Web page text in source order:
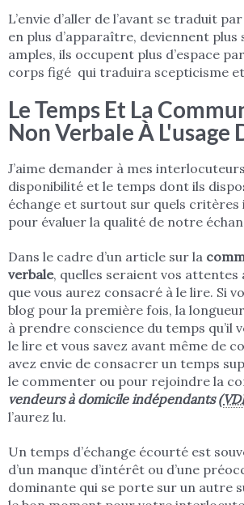
L’envie d’aller de l’avant se traduit
en plus d’apparaître, deviennent plus
amples, ils occupent plus d’espace
corps figé qui traduira scepticisme
Le Temps Et La
Non Verbale À L'usage
J’aime demander à mes
disponibilité et le temps dont ils
échange et surtout sur quels critères
pour évaluer la qualité de notre
Dans le cadre d’un article sur la
verbale, quelles seraient vos attentes
que vous aurez consacré à le lire. Si
blog pour la première fois, la
à prendre conscience du temps qu’il
le lire et vous savez avant même de
avez envie de consacrer un temps
le commenter ou pour rejoindre la
vendeurs à domicile indépendants (VDI
l’aurez lu.
Un temps d’échange écourté est
d’un manque d’intérêt ou d’une
dominante qui se porte sur un autre